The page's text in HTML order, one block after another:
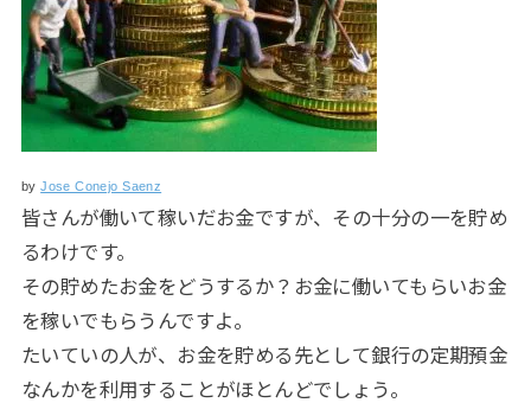
byJose Conejo Saenz
皆さんが働いて稼いだお金ですが、その十分の一を貯め
るわけです。
その貯めたお金をどうするか？お金に働いてもらいお金
を稼いでもらうんですよ。
たいていの人が、お金を貯める先として銀行の定期預金
なんかを利用することがほとんどでしょう。